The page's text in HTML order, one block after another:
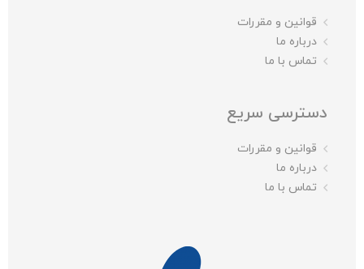
قوانین و مقررات
درباره ما
تماس با ما
دسترسی سریع
قوانین و مقررات
درباره ما
تماس با ما